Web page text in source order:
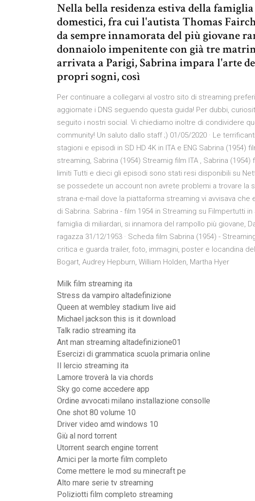
Nella bella residenza estiva della
domestici, fra cui l'autista Thomas
da sempre innamorata del più giovane
donnaiolo impenitente con già tre
arrivata a Parigi, Sabrina impara l'arte
propri sogni, così
Per continuare a collegarvi al vostro sito di streaming
aggiornate i DNS seguendo questa guida! Per dubbi,
seguito i nostri social. Vi chiediamo inoltre di condividere
community! Un saluto dallo staff ;) 01/05/2020 · Le
stagioni e episodi in SD HD 4K in ITA e ENG Sabrina (1954)
streaming, Sabrina (1954) Streamig film ITA , Sabrina
limiti Tutti e dieci gli episodi sono stati resi disponibili su
se possedete un account non avrete problemi a trovare la
strana e-mail dove la piattaforma streaming vi avvisava
di Sabrina. Sabrina - film 1954 in Streaming su Filmpertutti
famiglia di miliardari, si innamora del rampollo più giovane,
ragazza 31/12/1953 · Scheda film Sabrina (1954) -
critica e guarda trailer, foto, immagini, poster e locandina
Bogart, Audrey Hepburn, William Holden, Martha Hyer
Milk film streaming ita
Stress da vampiro altadefinizione
Queen at wembley stadium live aid
Michael jackson this is it download
Talk radio streaming ita
Ant man streaming altadefinizione01
Esercizi di grammatica scuola primaria online
Il lercio streaming ita
Lamore troverà la via chords
Sky go come accedere app
Ordine avvocati milano installazione consolle
One shot 80 volume 10
Driver video amd windows 10
Giù al nord torrent
Utorrent search engine torrent
Amici per la morte film completo
Come mettere le mod su minecraft pe
Alto mare serie tv streaming
Poliziotti film completo streaming